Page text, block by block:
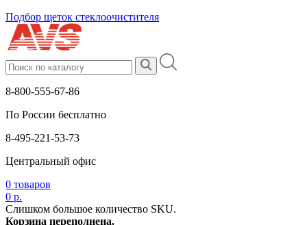
Подбор щеток стеклоочистителя
8-800-555-67-86
По России бесплатно
8-495-221-53-73
Центральный офис
0 товаров
0 р.
Слишком большое количество SKU.
Корзина переполнена.